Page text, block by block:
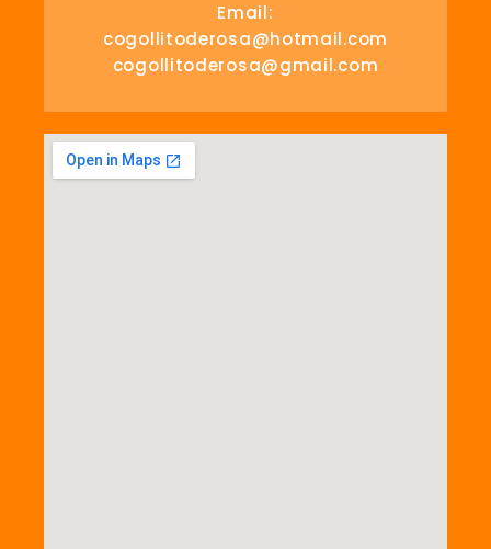
Email:
cogollitoderosa@hotmail.com
cogollitoderosa@gmail.com